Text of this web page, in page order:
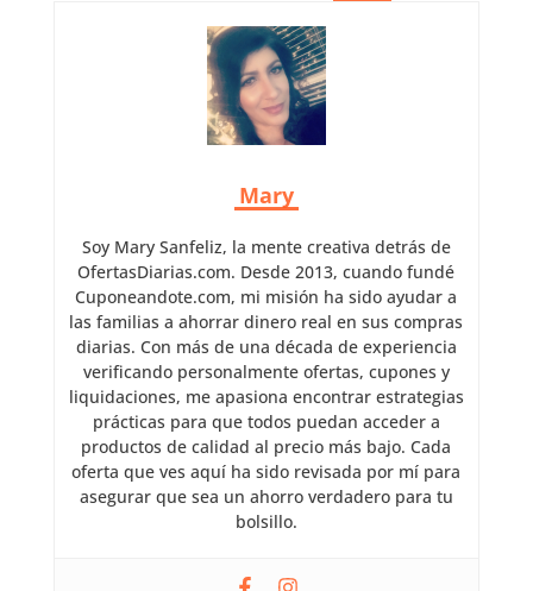
Mary
Soy Mary Sanfeliz, la mente creativa detrás de
OfertasDiarias.com. Desde 2013, cuando fundé
Cuponeandote.com, mi misión ha sido ayudar a
las familias a ahorrar dinero real en sus compras
diarias. Con más de una década de experiencia
verificando personalmente ofertas, cupones y
liquidaciones, me apasiona encontrar estrategias
prácticas para que todos puedan acceder a
productos de calidad al precio más bajo. Cada
oferta que ves aquí ha sido revisada por mí para
asegurar que sea un ahorro verdadero para tu
bolsillo.